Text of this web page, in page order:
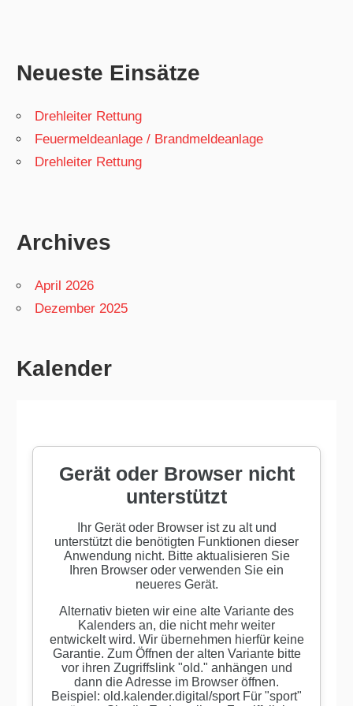
Neueste Einsätze
Drehleiter Rettung
Feuermeldeanlage / Brandmeldeanlage
Drehleiter Rettung
Archives
April 2026
Dezember 2025
Kalender